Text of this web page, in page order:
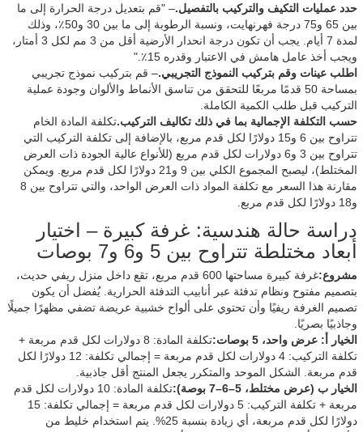
حدد عمليات التكيف والتركيب بالتفصيل.– "قم بتعديل درجة الحرارة إلى ما
بين 65 و75 درجة فهرنهايت، ونسبة الرطوبة إلى ما بين 30 و50٪، وذلك
لمدة 7 أيام. يجب أن تكون درجة انحدار الأرضية أقل من 3 مم لكل 3 أمتار،
ويجب أخذ عامل هامش في الاعتبار وقدره 15٪."
اطلب عينات وقم بتركيب النموذج التجريبي.– قم بتركيب نموذج تجريبي
بمساحة 50 قدمًا مربعًا للتحقق من تناسق الأنماط والألوان وجودة عملية
التركيب قبل طلب الكمية الكاملة.
حسب التكلفة الإجمالية بما في ذلك تكاليف التركيب.تكلفة المادة الخام
تتراوح بين 6 و15 دولارًا لكل قدم مربع، بالإضافة إلى تكلفة التركيب التي
تتراوح بين 3 و6 دولارات لكل قدم مربع (للأنواع عالية الجودة ذات العرض
المختلط)، ليصبح المجموع الكلي بين 9 و21 دولارًا لكل قدم مربع. ويمكن
مقارنة هذا السعر مع تكلفة المواد ذات العرض الواحد، والتي تتراوح بين 8
و18 دولارًا لكل قدم مربع.
دراسة حالة هندسية: غرفة كبيرة – اختيار
أبعاد مختلطة تتراوح بين 5 و6 و7 بوصات
مشروع:
غرفة كبيرة مساحتها 600 قدم مربع، تقع داخل منزل ريفي حديث،
بتصميم مفتوح ونظام تدفئة عبر أنابيب التدفئة الحرارية. يُفضل أن يكون
تصميم الغرفة ريفيًا وأن تحتوي على ألواح خشبية عريضة تضفي مظهرًا جميلًا
وجاذبيًا بصريًا.
الخيار أ: عرض واحد، 5 بوصات:
تكلفة المادة: 8 دولارات لكل قدم مربعة +
تكلفة التركيب: 4 دولارات لكل قدم مربعة = إجمالي تكلفة: 12 دولارًا لكل
قدم مربعة. الشكل الموحد والمتكرر يجعل المنتج أقل جاذبية.
الخيار ب (عرض مختلط، 5–6–7 بوصة):
تكلفة المادة: 10 دولارات لكل قدم
مربعة + تكلفة التركيب: 5 دولارات لكل قدم مربعة = إجمالي تكلفة: 15
دولارًا لكل قدم مربعة، أي زيادة بنسبة 25%. يتم استخدام خليط من